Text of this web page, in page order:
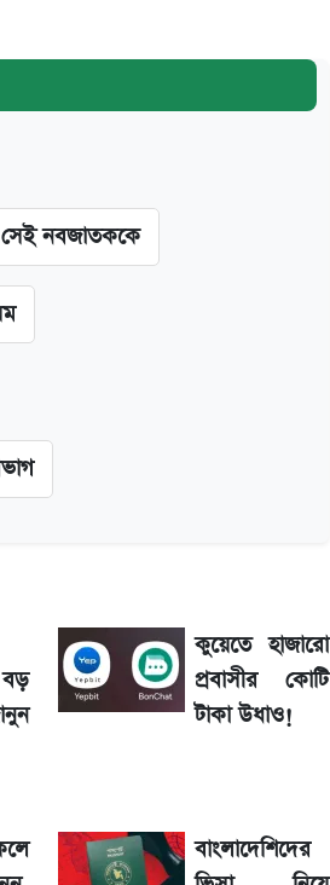
সেই নবজাতককে
হবে
বড়
কুয়েতে হাজারো
প্রবাসীর কোটি
টাকা উধাও!
বাংলাদেশিদের